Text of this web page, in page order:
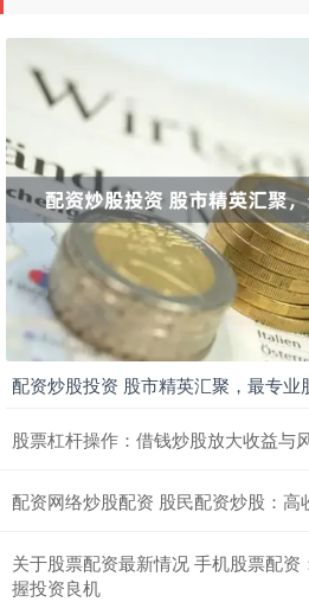
配资炒股投资 股市精英汇聚，最专业
股票杠杆操作：借钱炒股放大收益与
配资网络炒股配资 股民配资炒股：
关于股票配资最新情况 手机股票配
握投资良机